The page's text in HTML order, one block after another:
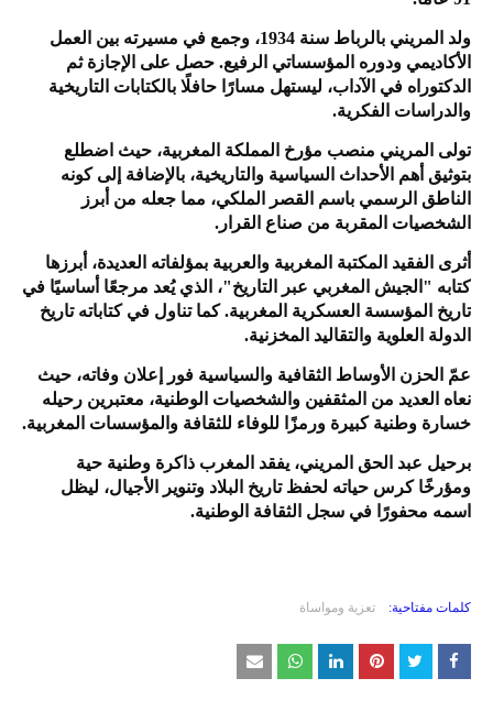
ولد المريني بالرباط سنة 1934، وجمع في مسيرته بين العمل
الأكاديمي ودوره المؤسساتي الرفيع. حصل على الإجازة ثم
الدكتوراه في الآداب، ليستهل مسارًا حافلًا بالكتابات التاريخية
والدراسات الفكرية.
تولى المريني منصب مؤرخ المملكة المغربية، حيث اضطلع
بتوثيق أهم الأحداث السياسية والتاريخية، بالإضافة إلى كونه
الناطق الرسمي باسم القصر الملكي، مما جعله من أبرز
الشخصيات المقربة من صناع القرار.
أثرى الفقيد المكتبة المغربية والعربية بمؤلفاته العديدة، أبرزها
كتابه "الجيش المغربي عبر التاريخ"، الذي يُعد مرجعًا أساسيًا في
تاريخ المؤسسة العسكرية المغربية. كما تناول في كتاباته تاريخ
الدولة العلوية والتقاليد المخزنية.
عمّ الحزن الأوساط الثقافية والسياسية فور إعلان وفاته، حيث
نعاه العديد من المثقفين والشخصيات الوطنية، معتبرين رحيله
خسارة وطنية كبيرة ورمزًا للوفاء للثقافة والمؤسسات المغربية.
برحيل عبد الحق المريني، يفقد المغرب ذاكرة وطنية حية
ومؤرخًا كرس حياته لحفظ تاريخ البلاد وتنوير الأجيال، ليظل
اسمه محفورًا في سجل الثقافة الوطنية.
كلمات مفتاحية: تعزية ومواساة